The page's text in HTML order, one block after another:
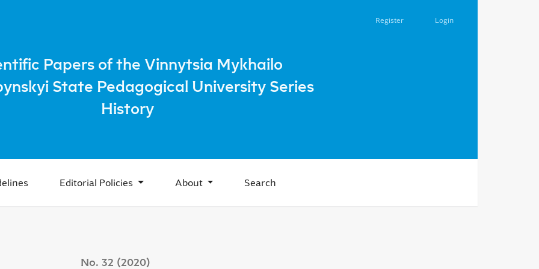
authorities in the anti-religious propaganda in the early 1920s.
Papers of the Vinnytsia Mykhailo
State Pedagogical University Series
History
Editorial Policies About Search
Register Login
No. 32 (2020)